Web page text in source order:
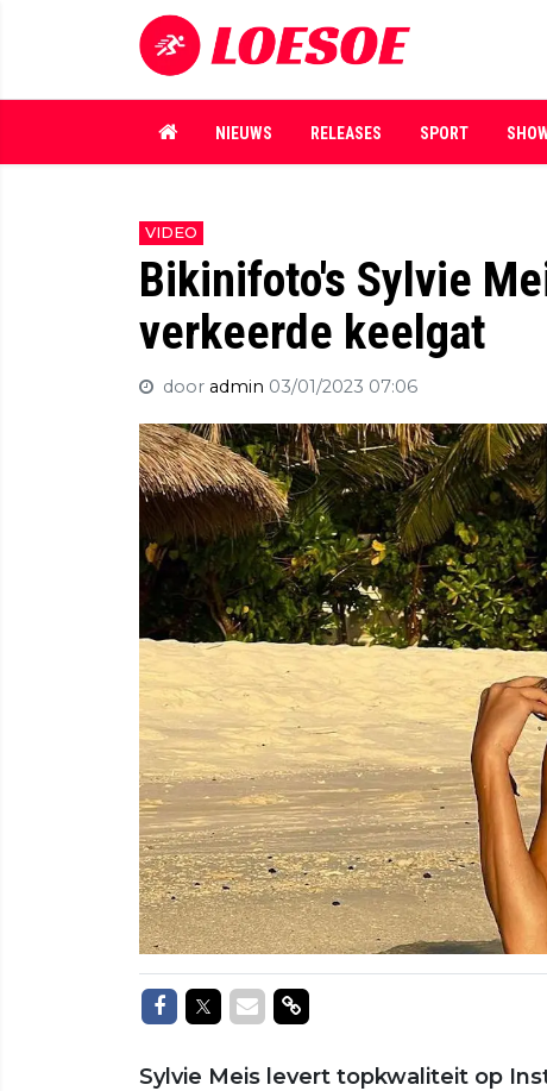
NIEUWS RELEASES SPORT
VIDEO
Bikinifoto's Sylvie
verkeerde keelgat
door admin 03/01/2023 07:06
Delen op Facebook
Delen op Twitter
Delen via Mail
Delen via link
Sylvie Meis levert topkwaliteit op